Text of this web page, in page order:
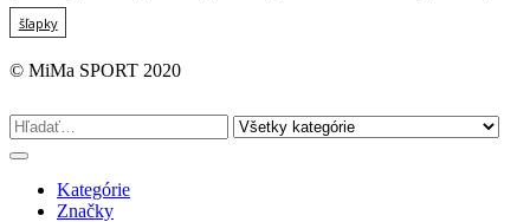
šľapky
© MiMa SPORT 2020
Kategórie
Značky